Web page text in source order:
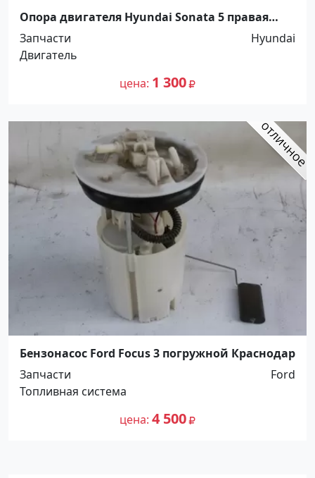
Опора двигателя Hyundai Sonata 5 правая
Краснодар
Запчасти
Hyundai
Двигатель
цена 1 300
Бензонасос Ford Focus 3 погружной Краснодар
Запчасти
Ford
Топливная система
цена 4 500